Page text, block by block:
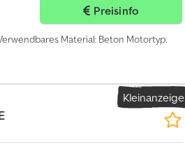
Preisinfo
Material: Beton Motortyp:
Kleinanzeige